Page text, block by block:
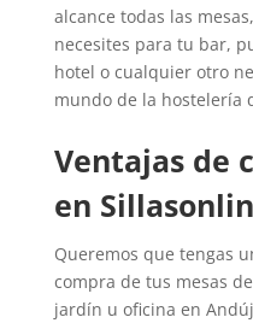
alcance todas las
necesites para tu bar,
hotel o cualquier otro
mundo de la hostelería
Ventajas de
en
Queremos que tengas
compra de tus mesas
jardín u oficina en